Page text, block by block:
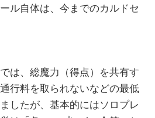
ル自体は、今までのカルドセ
は、総魔力（得点）を共有す
行料を取られないなどの最低
したが、基本的にはソロプレ